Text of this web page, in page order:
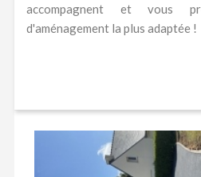
accompagnent et vous
d'aménagement la plus adaptée !